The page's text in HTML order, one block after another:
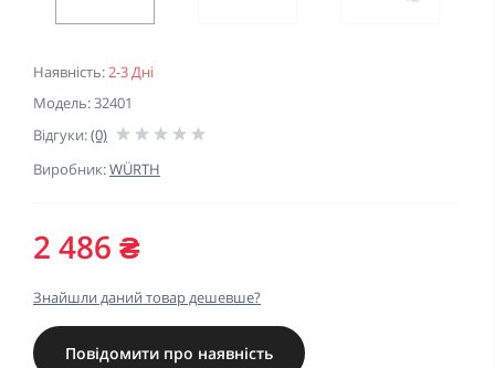
Наявність:2-3 Дні
Модель: 32401
Відгуки:(0)
Виробник:WÜRTH
2 486 ₴
Знайшли даний товар дешевше?
Повідомити про наявність